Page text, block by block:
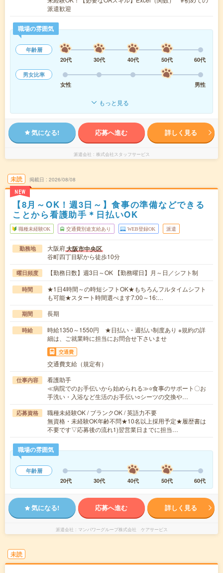
派遣歓迎
職場の雰囲気
年齢層
20代
30代 40代 50代
60代
男女比率
女性
男性
もっと見る
気になる! 応募へ進む 詳しく見る
派遣会社 株式会社スタッフサービス
未読
NEW
掲載日 2026/08/08
【8月～OK！週3日～】食事の準備などできる
ことから看護助手＊日払いOK
職種未経験OK 交通費別途支給あり WEB登録OK 派遣
勤務地 大阪府大阪市中央区
谷町四丁目駅から徒歩10分
曜日頻度 【勤務日数】週3日～OK 【勤務曜日】月～日／シフト制
時間
★1日4時間～の時短シフトOK★もちろんフルタイムシフト
も可能★スタート時間選べます7:00～16:…
期間 長期
時給
時給1350～1550円 ★日払い・週払い制度あり ※規約の詳
細は、ご就業時に担当にお問合せ下さいませ
交通費
交通費支給（規定有）
仕事内容
看護助手
≪病院でのお手伝いから始められる≫○食事のサポート〇お
手洗い・入浴など生活のお手伝い○シーツの交換や…
応募資格
職種未経験OK / ブランクOK / 英語力不要
無資格・未経験OK年齢不問★10名以上採用予定★履歴書は
不要です▽応募後の流れ1)翌営業日までに担当…
職場の雰囲気
年齢層
20代
30代 40代 50代 60代
気になる! 応募へ進む 詳しく見る
派遣会社 マンパワーグループ株式会社 ケアサービス
未読